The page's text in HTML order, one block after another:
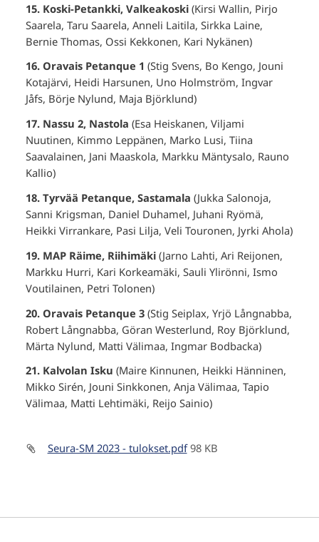
15. Koski-Petankki, Valkeakoski (Kirsi Wallin, Pirjo
Saarela, Taru Saarela, Anneli Laitila, Sirkka Laine,
Bernie Thomas, Ossi Kekkonen, Kari Nykänen)
16. Oravais Petanque 1 (Stig Svens, Bo Kengo, Jouni
Kotajärvi, Heidi Harsunen, Uno Holmström, Ingvar
Jåfs, Börje Nylund, Maja Björklund)
17. Nassu 2, Nastola (Esa Heiskanen, Viljami
Nuutinen, Kimmo Leppänen, Marko Lusi, Tiina
Saavalainen, Jani Maaskola, Markku Mäntysalo, Rauno
Kallio)
18. Tyrvää Petanque, Sastamala (Jukka Salonoja,
Sanni Krigsman, Daniel Duhamel, Juhani Ryömä,
Heikki Virrankare, Pasi Lilja, Veli Touronen, Jyrki Ahola)
19. MAP Räime, Riihimäki (Jarno Lahti, Ari Reijonen,
Markku Hurri, Kari Korkeamäki, Sauli Ylirönni, Ismo
Voutilainen, Petri Tolonen)
20. Oravais Petanque 3 (Stig Seiplax, Yrjö Långnabba,
Robert Långnabba, Göran Westerlund, Roy Björklund,
Märta Nylund, Matti Välimaa, Ingmar Bodbacka)
21. Kalvolan Isku (Maire Kinnunen, Heikki Hänninen,
Mikko Sirén, Jouni Sinkkonen, Anja Välimaa, Tapio
Välimaa, Matti Lehtimäki, Reijo Sainio)
Seura-SM 2023 - tulokset.pdf 98 KB